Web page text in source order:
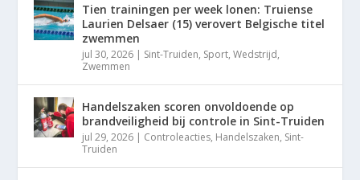
Tien trainingen per week lonen: Truiense
Laurien Delsaer (15) verovert Belgische titel
zwemmen
jul 30, 2026 | Sint-Truiden, Sport,Wedstrijd,
Zwemmen
Handelszaken scoren onvoldoende op
brandveiligheid bij controle in Sint-Truiden
jul 29, 2026 | Controleacties, Handelszaken, Sint-
Truiden